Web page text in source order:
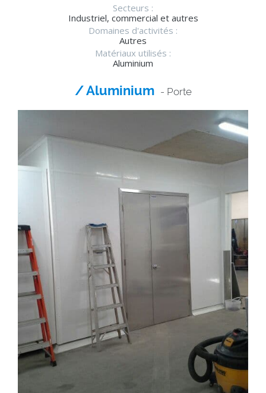
Secteurs :
Industriel, commercial et autres
Domaines d'activités :
Autres
Matériaux utilisés :
Aluminium
/ Aluminium - Porte